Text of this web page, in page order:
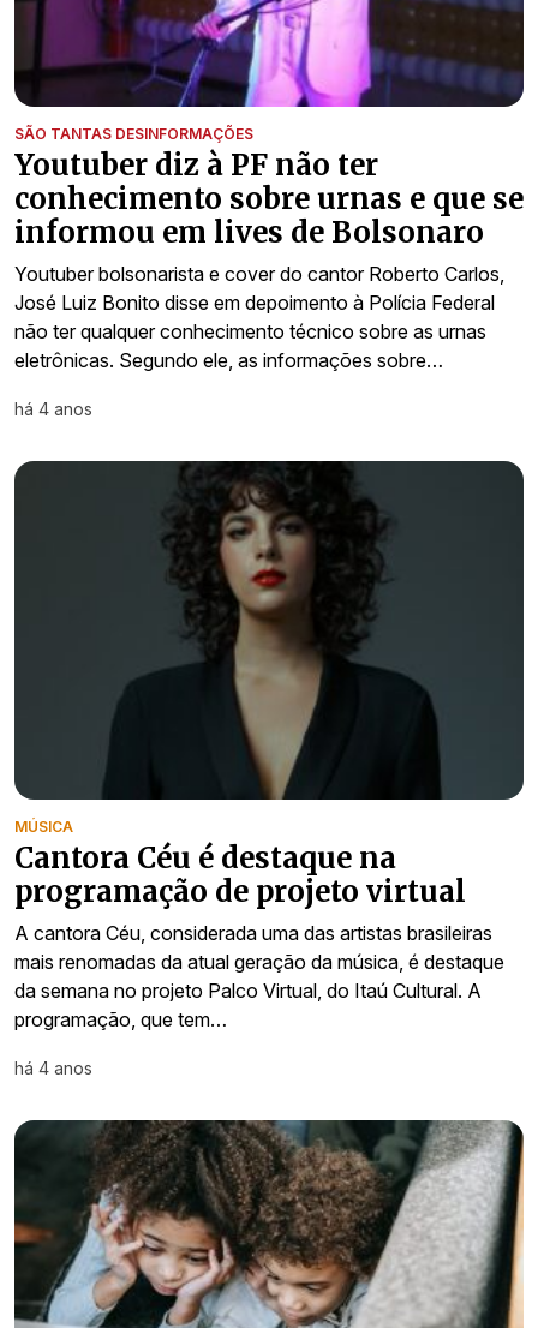
SÃO TANTAS DESINFORMAÇÕES
Youtuber diz à PF não ter
conhecimento sobre urnas e que se
informou em lives de Bolsonaro
Youtuber bolsonarista e cover do cantor Roberto Carlos,
José Luiz Bonito disse em depoimento à Polícia Federal
não ter qualquer conhecimento técnico sobre as urnas
eletrônicas. Segundo ele, as informações sobre…
há 4 anos
MÚSICA
Cantora Céu é destaque na
programação de projeto virtual
A cantora Céu, considerada uma das artistas brasileiras
mais renomadas da atual geração da música, é destaque
da semana no projeto Palco Virtual, do Itaú Cultural. A
programação, que tem…
há 4 anos